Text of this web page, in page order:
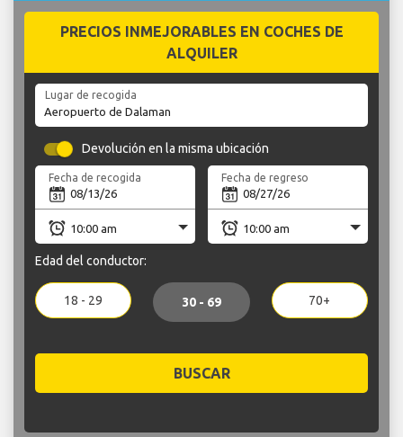
PRECIOS INMEJORABLES EN COCHES DE
ALQUILER
Lugar de recogida
Devolución en la misma ubicación
Fecha de recogida Fecha de regreso
Edad del conductor:
18 - 29 30 - 69 70+
BUSCAR